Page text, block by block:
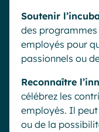
Soutenir
des
employés pour
passionnels ou
Reconnaître
célébrez les
employés. Il peut
ou de la